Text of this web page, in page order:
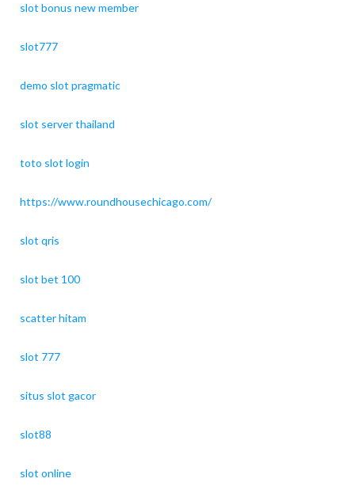
slot bonus new member
slot777
demo slot pragmatic
slot server thailand
toto slot login
https://www.roundhousechicago.com/
slot qris
slot bet 100
scatter hitam
slot 777
situs slot gacor
slot88
slot online